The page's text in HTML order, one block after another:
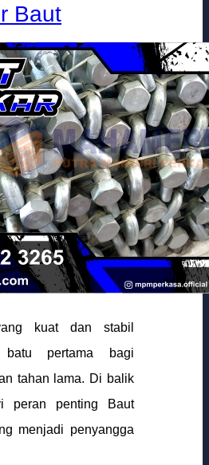
Baut
kuat dan stabil
batu pertama bagi
tahan lama. Di balik
peran penting Baut
menjadi penyangga